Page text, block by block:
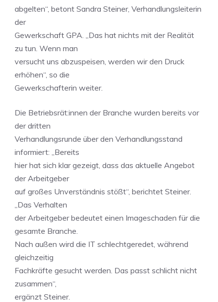
abgelten“, betont Sandra Steiner, Verhandlungsleiterin
der
Gewerkschaft GPA. „Das hat nichts mit der Realität
zu tun. Wenn man
versucht uns abzuspeisen, werden wir den Druck
erhöhen“, so die
Gewerkschafterin weiter.
Die Betriebsrät:innen der Branche wurden bereits vor
der dritten
Verhandlungsrunde über den Verhandlungsstand
informiert: „Bereits
hier hat sich klar gezeigt, dass das aktuelle Angebot
der Arbeitgeber
auf großes Unverständnis stößt“, berichtet Steiner.
„Das Verhalten
der Arbeitgeber bedeutet einen Imageschaden für die
gesamte Branche.
Nach außen wird die IT schlechtgeredet, während
gleichzeitig
Fachkräfte gesucht werden. Das passt schlicht nicht
zusammen“,
ergänzt Steiner.